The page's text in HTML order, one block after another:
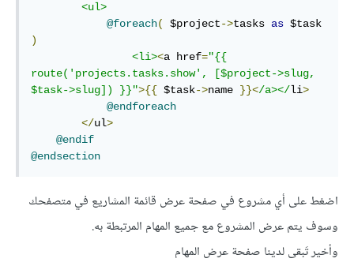
<ul>
@foreach( $project->tasks as
)
<li><a href="{{
route('projects.tasks.show', [$project->slug,
$task->slug]) }}">{{ $task->name }}</a></li>
@endforeach
</ul>
@endif
@endsection
اضغط على أي مشروع في صفحة عرض قائمة المشاريع في متصفحك
وسوف يتم عرض المشروع مع جميع المهام المرتبطة به.
وأخير تَبقى لدينا صفحة عرض المهام